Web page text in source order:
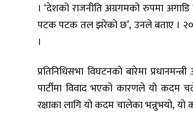
। ‘देशको राजनीति अग्रगमको रुपमा
पटक पटक तल झरेको छ’, उनले बताए ।
।
प्रतिनिधिसभा विघटनको बारेमा
पार्टीमा विवाद भएको कारणले यो
रक्षाका लागि यो कदम चालेका भन्नुभयो, यो